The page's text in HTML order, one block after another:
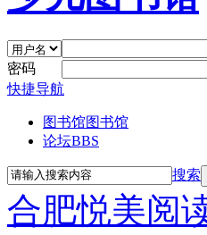
密码
快捷导航
图书馆图书馆
论坛BBS
搜索
合肥悦美阅